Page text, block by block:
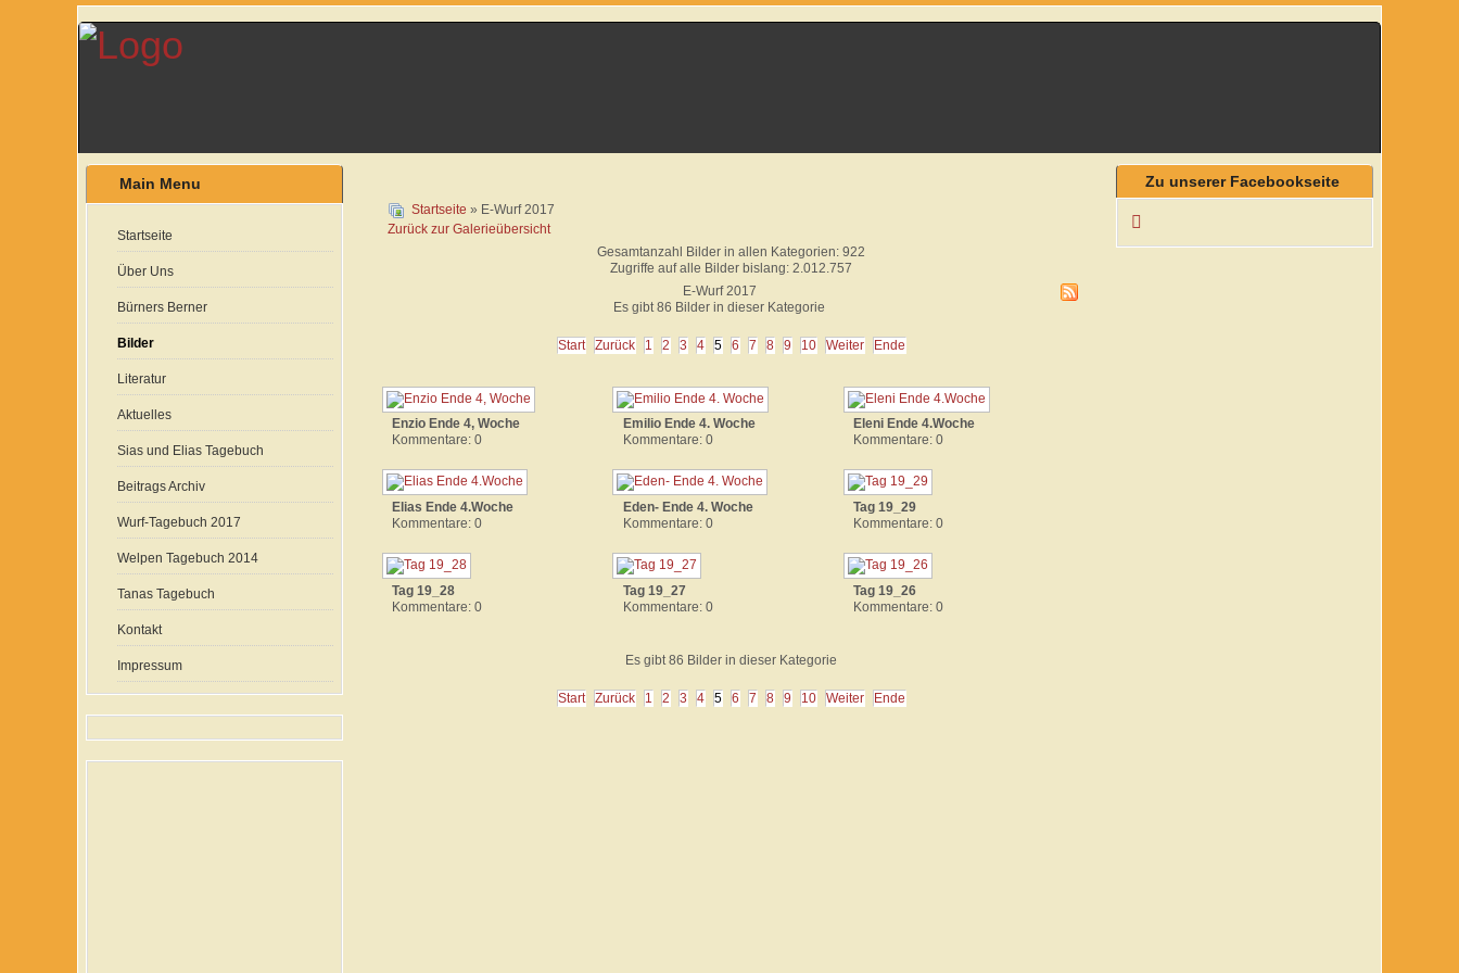
Main Menu
Startseite
Über Uns
Bürners Berner
Bilder
Literatur
Aktuelles
Sias und Elias Tagebuch
Beitrags Archiv
Wurf-Tagebuch 2017
Welpen Tagebuch 2014
Tanas Tagebuch
Kontakt
Impressum
Startseite » E-Wurf 2017
Zurück zur Galerieübersicht
Gesamtanzahl Bilder in allen Kategorien: 922
Zugriffe auf alle Bilder bislang: 2.012.757
E-Wurf 2017
Es gibt 86 Bilder in dieser Kategorie
Start Zurück 1 2 3 4 5 6 7 8 9 10 Weiter Ende
Enzio Ende 4, Woche
Kommentare: 0
Emilio Ende 4. Woche
Kommentare: 0
Eleni Ende 4.Woche
Kommentare: 0
Elias Ende 4.Woche
Kommentare: 0
Eden- Ende 4. Woche
Kommentare: 0
Tag 19_29
Kommentare: 0
Tag 19_28
Kommentare: 0
Tag 19_27
Kommentare: 0
Tag 19_26
Kommentare: 0
Es gibt 86 Bilder in dieser Kategorie
Start Zurück 1 2 3 4 5 6 7 8 9 10 Weiter Ende
Zu unserer Facebookseite